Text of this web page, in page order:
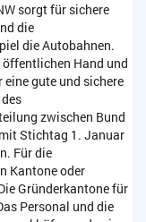
sorgt für sichere
die
die Autobahnen.
Hand und
gute und sichere
zwischen Bund
Stichtag 1. Januar
Für die
Kantone oder
Gründerkantone für
Personal und die